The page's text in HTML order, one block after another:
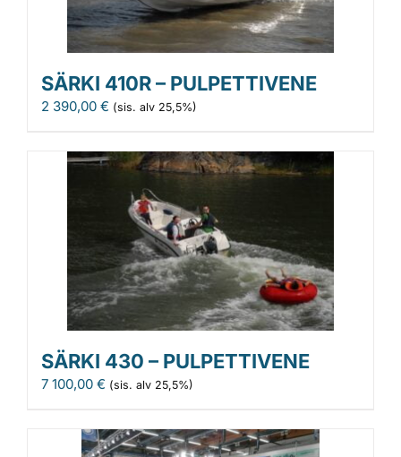
SÄRKI 410R – PULPETTIVENE
2 390,00 € (sis. alv 25,5%)
SÄRKI 430 – PULPETTIVENE
7 100,00 € (sis. alv 25,5%)